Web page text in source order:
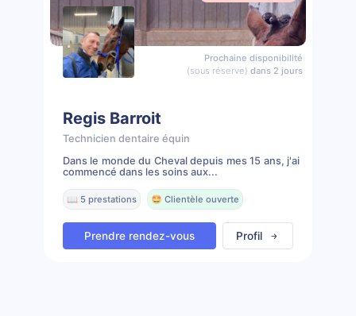
Prochaine disponibilité
(sous réserve) dans 2 jours
Regis Barroit
Technicien dentaire équin
Dans le monde du Cheval depuis mes 15 ans, j'ai
commencé dans les soins aux...
📖 5 prestations 🤩 Clientèle ouverte
Prendre rendez-vous Profil